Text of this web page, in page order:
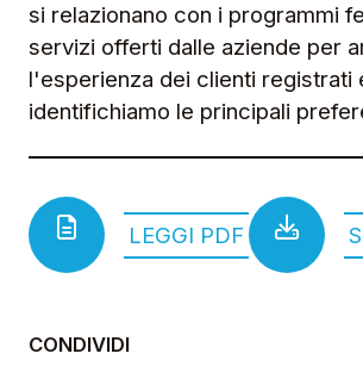
si relazionano con i programmi
servizi offerti dalle aziende per
l'esperienza dei clienti registrati
identifichiamo le principali
LEGGI PDF
CONDIVIDI